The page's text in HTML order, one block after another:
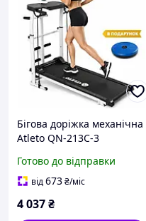
Бігова доріжка механічна
Atleto QN-213C-3
Готово до відправки
від673₴/міс
4 037₴